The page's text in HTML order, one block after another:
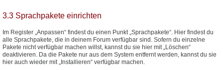
3.3 Sprachpakete einrichten
Im Register „Anpassen“ findest du einen Punkt „Sprachpakete“. Hier findest du
alle Sprachpakete, die in deinem Forum verfügbar sind. Sofern du einzelne
Pakete nicht verfügbar machen willst, kannst du sie hier mit „Löschen“
deaktivieren. Da die Pakete nur aus dem System entfernt werden, kannst du sie
hier auch wieder mit „Installieren“ verfügbar machen.